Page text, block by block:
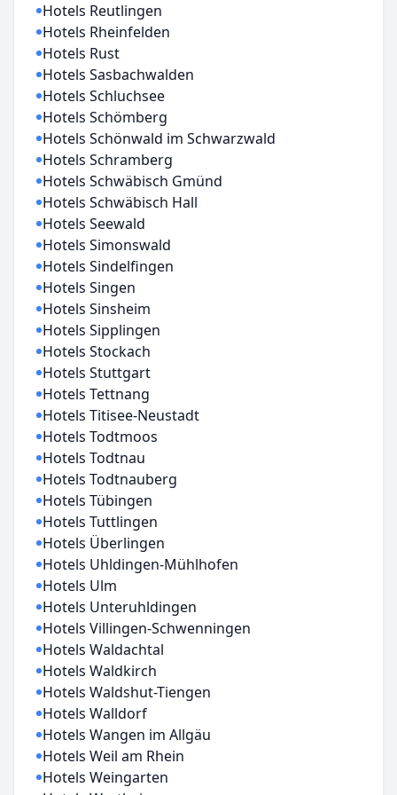
Hotels Reutlingen
Hotels Rheinfelden
Hotels Rust
Hotels Sasbachwalden
Hotels Schluchsee
Hotels Schömberg
Hotels Schönwald im Schwarzwald
Hotels Schramberg
Hotels Schwäbisch Gmünd
Hotels Schwäbisch Hall
Hotels Seewald
Hotels Simonswald
Hotels Sindelfingen
Hotels Singen
Hotels Sinsheim
Hotels Sipplingen
Hotels Stockach
Hotels Stuttgart
Hotels Tettnang
Hotels Titisee-Neustadt
Hotels Todtmoos
Hotels Todtnau
Hotels Todtnauberg
Hotels Tübingen
Hotels Tuttlingen
Hotels Überlingen
Hotels Uhldingen-Mühlhofen
Hotels Ulm
Hotels Unteruhldingen
Hotels Villingen-Schwenningen
Hotels Waldachtal
Hotels Waldkirch
Hotels Waldshut-Tiengen
Hotels Walldorf
Hotels Wangen im Allgäu
Hotels Weil am Rhein
Hotels Weingarten